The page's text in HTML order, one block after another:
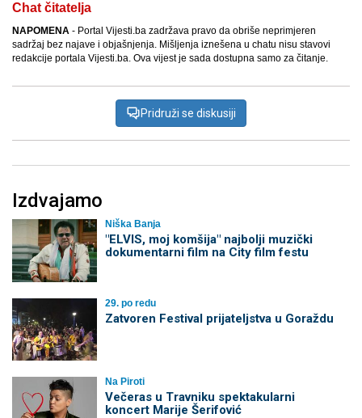
Chat čitatelja
NAPOMENA - Portal Vijesti.ba zadržava pravo da obriše neprimjeren
sadržaj bez najave i objašnjenja. Mišljenja iznešena u chatu nisu stavovi
redakcije portala Vijesti.ba. Ova vijest je sada dostupna samo za čitanje.
Pridruži se diskusiji
Izdvajamo
Niška Banja
"ELVIS, moj komšija" najbolji muzički
dokumentarni film na City film festu
29. po redu
Zatvoren Festival prijateljstva u Goraždu
Na Piroti
Večeras u Travniku spektakularni
koncert Marije Šerifović